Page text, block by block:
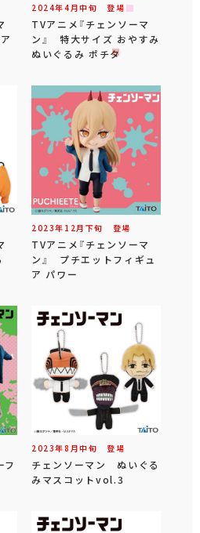
2024年4 月中旬 登場
TVアニメ『チェンソーマ
ン』 特大サイズ おやすみ
ぬいぐるみ ポチタ
2023年 12 月 下旬 登場
TVアニメ『チェンソーマ
ン』 プチエットフィギュ
ア パワー
2023年8 月中旬 登場
チェンソーマン ぬいぐる
みマスコットvol.3